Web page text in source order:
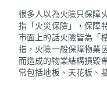
很多人以為火險只保障
指「火災保險」，保障
市面上的話火險皆為「
指，火險一般保障物業
而造成的物業結構損毀
常包括地板、天花板、